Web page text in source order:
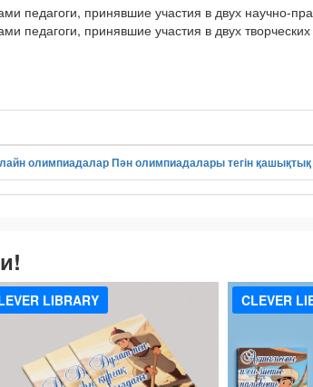
педагоги, принявшие участия в двух научно-
педагоги, принявшие участия в двух
олимпиадаларПән олимпиадаларытегін
LIBRARY CLEVER